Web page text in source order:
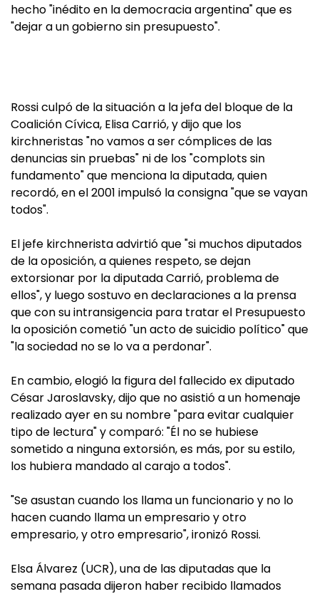
hecho "inédito en la democracia argentina" que es
"dejar a un gobierno sin presupuesto".
Rossi culpó de la situación a la jefa del bloque de la
Coalición Cívica, Elisa Carrió, y dijo que los
kirchneristas "no vamos a ser cómplices de las
denuncias sin pruebas" ni de los "complots sin
fundamento" que menciona la diputada, quien
recordó, en el 2001 impulsó la consigna "que se vayan
todos".
El jefe kirchnerista advirtió que "si muchos diputados
de la oposición, a quienes respeto, se dejan
extorsionar por la diputada Carrió, problema de
ellos", y luego sostuvo en declaraciones a la prensa
que con su intransigencia para tratar el Presupuesto
la oposición cometió "un acto de suicidio político" que
"la sociedad no se lo va a perdonar".
En cambio, elogió la figura del fallecido ex diputado
César Jaroslavsky, dijo que no asistió a un homenaje
realizado ayer en su nombre "para evitar cualquier
tipo de lectura" y comparó: "Él no se hubiese
sometido a ninguna extorsión, es más, por su estilo,
los hubiera mandado al carajo a todos".
"Se asustan cuando los llama un funcionario y no lo
hacen cuando llama un empresario y otro
empresario, y otro empresario", ironizó Rossi.
Elsa Álvarez (UCR), una de las diputadas que la
semana pasada dijeron haber recibido llamados